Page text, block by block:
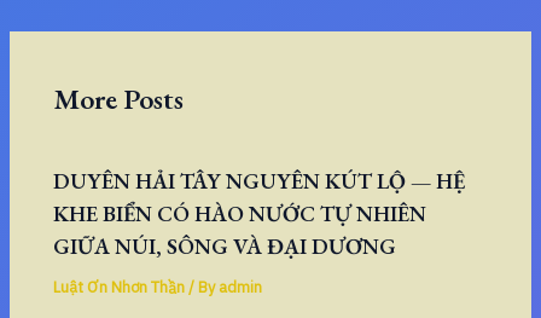
More Posts
DUYÊN HẢI TÂY NGUYÊN KÚT LỘ — HỆ
KHE BIỂN CÓ HÀO NƯỚC TỰ NHIÊN
GIỮA NÚI, SÔNG VÀ ĐẠI DƯƠNG
Luật Ơn Nhơn Thần/ Byadmin